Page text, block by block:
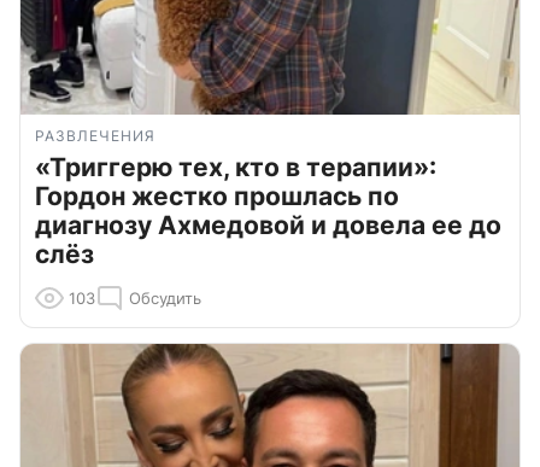
РАЗВЛЕЧЕНИЯ
«Триггерю тех, кто в терапии»:
Гордон жестко прошлась по
диагнозу Ахмедовой и довела ее до
слёз
103 Обсудить